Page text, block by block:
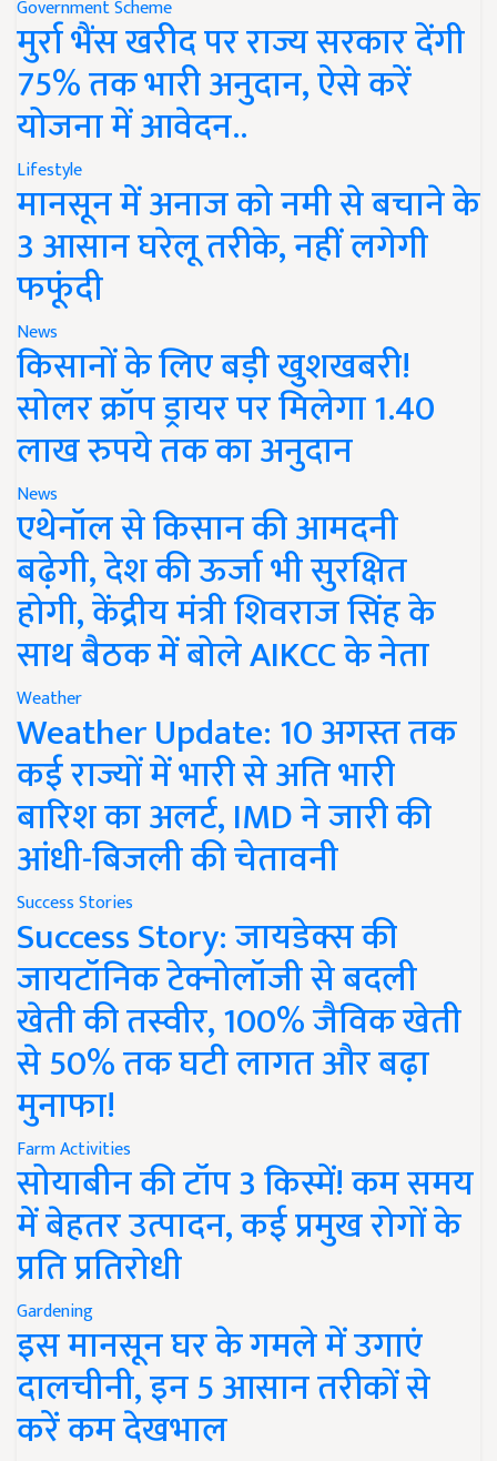
Government Scheme
मुर्रा भैंस खरीद पर राज्य सरकार देंगी
75% तक भारी अनुदान, ऐसे करें
योजना में आवेदन..
Lifestyle
मानसून में अनाज को नमी से बचाने के
3 आसान घरेलू तरीके, नहीं लगेगी
फफूंदी
News
किसानों के लिए बड़ी खुशखबरी!
सोलर क्रॉप ड्रायर पर मिलेगा 1.40
लाख रुपये तक का अनुदान
News
एथेनॉल से किसान की आमदनी
बढ़ेगी, देश की ऊर्जा भी सुरक्षित
होगी, केंद्रीय मंत्री शिवराज सिंह के
साथ बैठक में बोले AIKCC के नेता
Weather
Weather Update: 10 अगस्त तक
कई राज्यों में भारी से अति भारी
बारिश का अलर्ट, IMD ने जारी की
आंधी-बिजली की चेतावनी
Success Stories
Success Story: जायडेक्स की
जायटॉनिक टेक्नोलॉजी से बदली
खेती की तस्वीर, 100% जैविक खेती
से 50% तक घटी लागत और बढ़ा
मुनाफा!
Farm Activities
सोयाबीन की टॉप 3 किस्में! कम समय
में बेहतर उत्पादन, कई प्रमुख रोगों के
प्रति प्रतिरोधी
Gardening
इस मानसून घर के गमले में उगाएं
दालचीनी, इन 5 आसान तरीकों से
करें कम देखभाल